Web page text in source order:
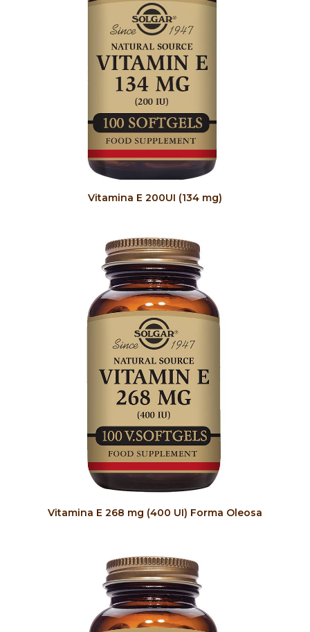
COMPRAR
Vitamina E 200UI (134 mg)
COMPRAR
Vitamina E 268 mg (400 UI) Forma Oleosa